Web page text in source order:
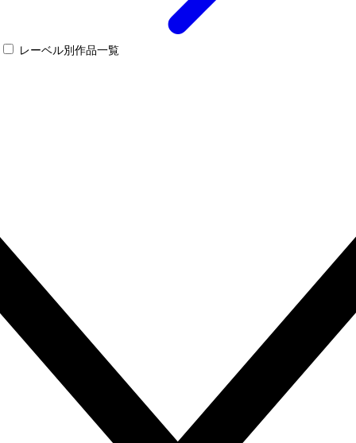
レーベル別作品一覧